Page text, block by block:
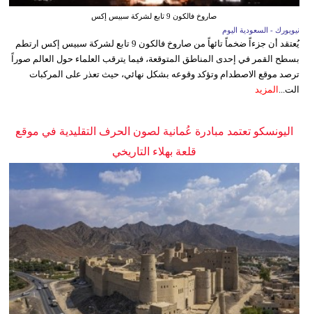
صاروخ فالكون 9 تابع لشركة سبيس إكس
نيويورك - السعودية اليوم
يُعتقد أن جزءاً ضخماً تائهاً من صاروخ فالكون 9 تابع لشركة سبيس إكس ارتطم
بسطح القمر في إحدى المناطق المتوقعة، فيما يترقب العلماء حول العالم صوراً
ترصد موقع الاصطدام وتؤكد وقوعه بشكل نهائي، حيث تعذر على المركبات
الت... المزيد
اليونسكو تعتمد مبادرة عُمانية لصون الحرف التقليدية في موقع
قلعة بهلاء التاريخي